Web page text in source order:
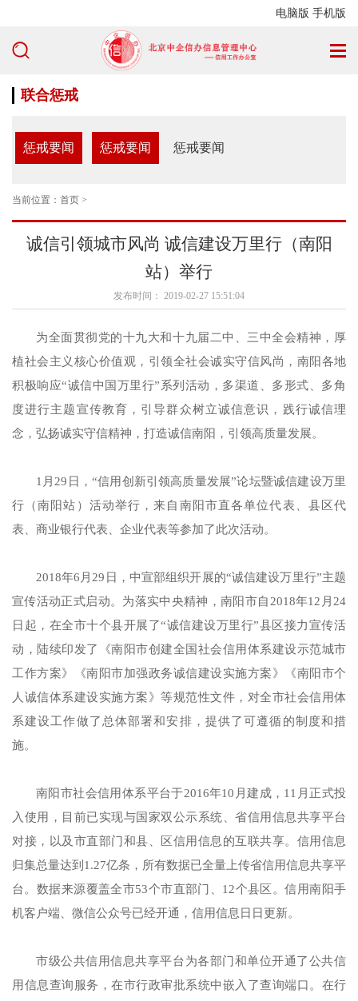
电脑版 手机版
联合惩戒
惩戒要闻 惩戒要闻 惩戒要闻
当前位置： 首页 >
诚信引领城市风尚 诚信建设万里行（南阳
站）举行
发布时间： 2019-02-27 15:51:04
为全面贯彻党的十九大和十九届二中、三中全会精神，厚
植社会主义核心价值观，引领全社会诚实守信风尚，南阳各地
积极响应“诚信中国万里行”系列活动，多渠道、多形式、多角
度进行主题宣传教育，引导群众树立诚信意识，践行诚信理
念，弘扬诚实守信精神，打造诚信南阳，引领高质量发展。
1月29日，“信用创新引领高质量发展”论坛暨诚信建设万里
行（南阳站）活动举行，来自南阳市直各单位代表、县区代
表、商业银行代表、企业代表等参加了此次活动。
2018年6月29日，中宣部组织开展的“诚信建设万里行”主题
宣传活动正式启动。为落实中央精神，南阳市自2018年12月24
日起，在全市十个县开展了“诚信建设万里行”县区接力宣传活
动，陆续印发了《南阳市创建全国社会信用体系建设示范城市
工作方案》《南阳市加强政务诚信建设实施方案》《南阳市个
人诚信体系建设实施方案》等规范性文件，对全市社会信用体
系建设工作做了总体部署和安排，提供了可遵循的制度和措
施。
南阳市社会信用体系平台于2016年10月建成，11月正式投
入使用，目前已实现与国家双公示系统、省信用信息共享平台
对接，以及市直部门和县、区信用信息的互联共享。信用信息
归集总量达到1.27亿条，所有数据已全量上传省信用信息共享平
台。数据来源覆盖全市53个市直部门、12个县区。信用南阳手
机客户端、微信公众号已经开通，信用信息日日更新。
市级公共信用信息共享平台为各部门和单位开通了公共信
用信息查询服务，在市行政审批系统中嵌入了查询端口。在行